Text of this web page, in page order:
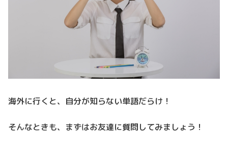
海外に行くと、自分が知らない単語だらけ！
そんなときも、まずはお友達に質問してみましょう！